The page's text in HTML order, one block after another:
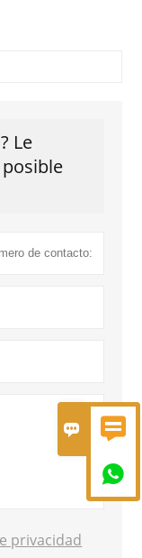
 

Le
privacidad